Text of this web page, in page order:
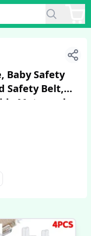
1/6
Baby Safety
Safety Belt,
Motorcycle